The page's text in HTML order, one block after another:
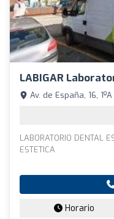
LABIGAR
Av. de España, 16,
LABORATORIO DENTAL
ESTETICA
Horario